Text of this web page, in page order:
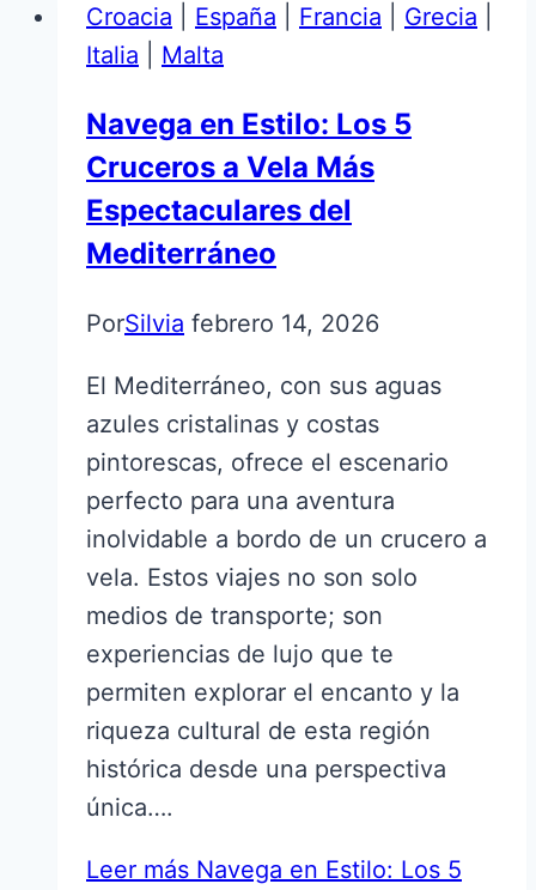
Croacia España Francia Grecia
Italia
Malta
Navega en Estilo: Los 5
Cruceros a Vela Más
Espectaculares del
Mediterráneo
PorSilvia febrero 14, 2026
El Mediterráneo, con sus aguas
azules cristalinas y costas
pintorescas, ofrece el escenario
perfecto para una aventura
inolvidable a bordo de un crucero a
vela. Estos viajes no son solo
medios de transporte; son
experiencias de lujo que te
permiten explorar el encanto y la
riqueza cultural de esta región
histórica desde una perspectiva
única….
Leer más Navega en Estilo: Los 5